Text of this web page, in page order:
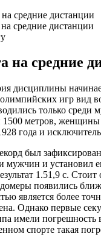
средние дистанции
средние дистанции
на средние
дисциплины
игр вид
только среди
1500 метров,
года и
был
мужчин и установил
1.51,9 с. Стоит
появились
является более
Однако первые
имели погрешность
спорте такая